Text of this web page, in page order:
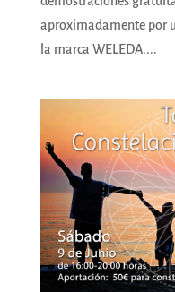
aproximadamente por
la marca WELEDA....